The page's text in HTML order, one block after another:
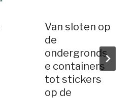
Van sloten op
de
ondergronds
e containers
tot stickers
op de